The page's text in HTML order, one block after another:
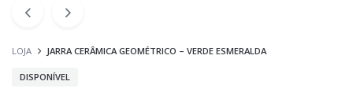
LOJA JARRA CERÂMICA GEOMÉTRICO – VERDE ESMERALDA
DISPONÍVEL